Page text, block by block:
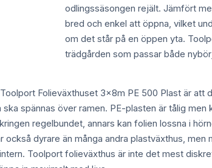
odlingssäsongen rejält. Jämfört
bred och enkel att öppna, vilket
om det står på en öppen yta.
trädgården som passar både
Folieväxthuset 3x8m PE 500 Plast är
ska spännas över ramen. PE-plasten är tålig
regelbundet, annars kan folien lossna i
också dyrare än många andra plastväxthus,
Toolport folieväxthus är inte det mest